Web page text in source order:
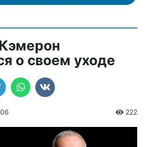
о своем уходе
222